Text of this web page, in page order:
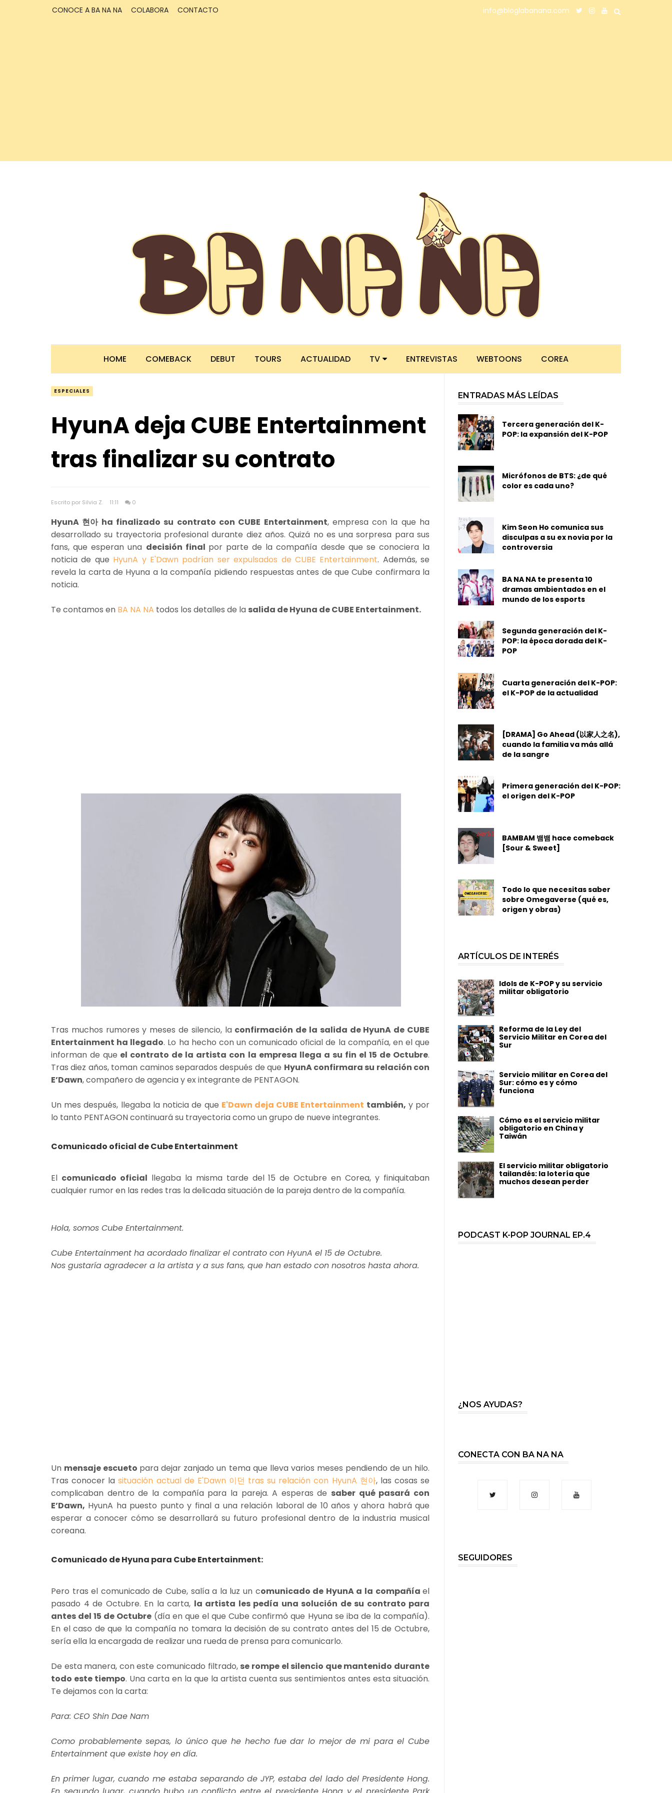
CONOCE A BA NA NA COLABORA CONTACTO info@bloglabanana.com
HOME COMEBACK DEBUT TOURS ACTUALIDAD TV ENTREVISTAS WEBTOONS COREA
ESPECIALES
HyunA deja CUBE Entertainment
tras finalizar su contrato
Escrito por Silvia Z. 11:11 0
HyunA 현아 ha finalizado su contrato con CUBE Entertainment, empresa con la que ha
desarrollado su trayectoria profesional durante diez años. Quizá no es una sorpresa para sus
fans, que esperan una decisión final por parte de la compañía desde que se conociera la
noticia de que HyunA y E'Dawn podrían ser expulsados de CUBE Entertainment. Además, se
revela la carta de Hyuna a la compañía pidiendo respuestas antes de que Cube confirmara la
noticia.
Te contamos en BA NA NA todos los detalles de la salida de Hyuna de CUBE Entertainment.
Tras muchos rumores y meses de silencio, la confirmación de la salida de HyunA de CUBE
Entertainment ha llegado. Lo ha hecho con un comunicado oficial de la compañía, en el que
informan de que el contrato de la artista con la empresa llega a su fin el 15 de Octubre.
Tras diez años, toman caminos separados después de que HyunA confirmara su relación con
E’Dawn, compañero de agencia y ex integrante de PENTAGON.
Un mes después, llegaba la noticia de que E'Dawn deja CUBE Entertainment también, y por
lo tanto PENTAGON continuará su trayectoria como un grupo de nueve integrantes.
Comunicado oficial de Cube Entertainment
El comunicado oficial llegaba la misma tarde del 15 de Octubre en Corea, y finiquitaban
cualquier rumor en las redes tras la delicada situación de la pareja dentro de la compañía.
Hola, somos Cube Entertainment.
Cube Entertainment ha acordado finalizar el contrato con HyunA el 15 de Octubre.
Nos gustaría agradecer a la artista y a sus fans, que han estado con nosotros hasta ahora.
Un mensaje escueto para dejar zanjado un tema que lleva varios meses pendiendo de un hilo.
Tras conocer lasituación actual de E'Dawn 이던 tras su relación con HyunA 현아, las cosas se
complicaban dentro de la compañía para la pareja. A esperas de saber qué pasará con
E’Dawn, HyunA ha puesto punto y final a una relación laboral de 10 años y ahora habrá que
esperar a conocer cómo se desarrollará su futuro profesional dentro de la industria musical
coreana.
Comunicado de Hyuna para Cube Entertainment:
Pero tras el comunicado de Cube, salía a la luz un comunicado de HyunA a la compañíael
pasado 4 de Octubre. En la carta, la artista les pedía una solución de su contrato para
antes del 15 de Octubre (día en que el que Cube confirmó que Hyuna se iba de la compañía).
En el caso de que la compañía no tomara la decisión de su contrato antes del 15 de Octubre,
sería ella la encargada de realizar una rueda de prensa para comunicarlo.
De esta manera, con este comunicado filtrado, se rompe el silencio que mantenido durante
todo este tiempo. Una carta en la que la artista cuenta sus sentimientos antes esta situación.
Te dejamos con la carta:
Para: CEO Shin Dae Nam
Como probablemente sepas, lo único que he hecho fue dar lo mejor de mi para el Cube
Entertainment que existe hoy en día.
En primer lugar, cuando me estaba separando de JYP, estaba del lado del Presidente Hong.
ENTRADAS MÁS LEÍDAS
Tercera generación del K-
POP: la expansión del K-POP
Micrófonos de BTS: ¿de qué
color es cada uno?
Kim Seon Ho comunica sus
disculpas a su ex novia por la
controversia
BA NA NA te presenta 10
dramas ambientados en el
mundo de los esports
Segunda generación del K-
POP: la época dorada del K-
POP
Cuarta generación del K-POP:
el K-POP de la actualidad
[DRAMA] Go Ahead (以家人之名),
cuando la familia va más allá
de la sangre
Primera generación del K-POP:
el origen del K-POP
BAMBAM 뱀뱀 hace comeback
[Sour & Sweet]
Todo lo que necesitas saber
sobre Omegaverse (qué es,
origen y obras)
ARTÍCULOS DE INTERÉS
Idols de K-POP y su servicio
militar obligatorio
Reforma de la Ley del
Servicio Militar en Corea del
Sur
Servicio militar en Corea del
Sur: cómo es y cómo
funciona
Cómo es el servicio militar
obligatorio en China y
Taiwán
El servicio militar obligatorio
tailandés: la lotería que
muchos desean perder
PODCAST K-POP JOURNAL EP.4
¿NOS AYUDAS?
CONECTA CON BA NA NA
SEGUIDORES